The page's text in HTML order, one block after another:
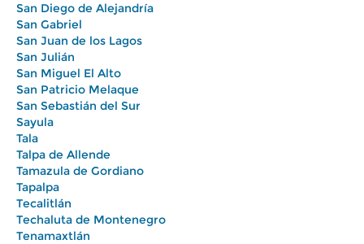
San Diego de Alejandría
San Gabriel
San Juan de los Lagos
San Julián
San Miguel El Alto
San Patricio Melaque
San Sebastián del Sur
Sayula
Tala
Talpa de Allende
Tamazula de Gordiano
Tapalpa
Tecalitlán
Techaluta de Montenegro
Tenamaxtlán